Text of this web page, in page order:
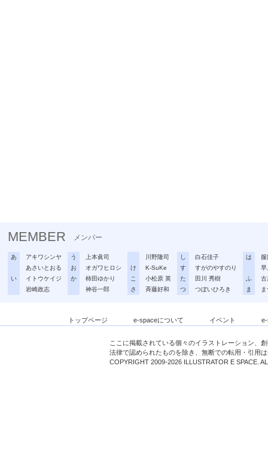
MEMBER メンバー
あ
アキワシンヤ
あさいとおる
い
イトウケイジ
岩崎政志
う
上本眞司
お
オガワヒロシ
か
柿田ゆかり
神谷一郎
川野隆司
け
K-SuKe
こ
小松原 英
さ
斉藤好和
し
白石佳子
す
すがのやすのり
た
田川 秀樹
つ
つぼいひろき
は
早
ふ
古
ま
トップページ e-spaceについて イベント
ここに掲載されている個々のイラストレーション、
法律で認められたものを除き、無断での転用・引用
COPYRIGHT 2009-2026 ILLUSTRATOR E SPACE.